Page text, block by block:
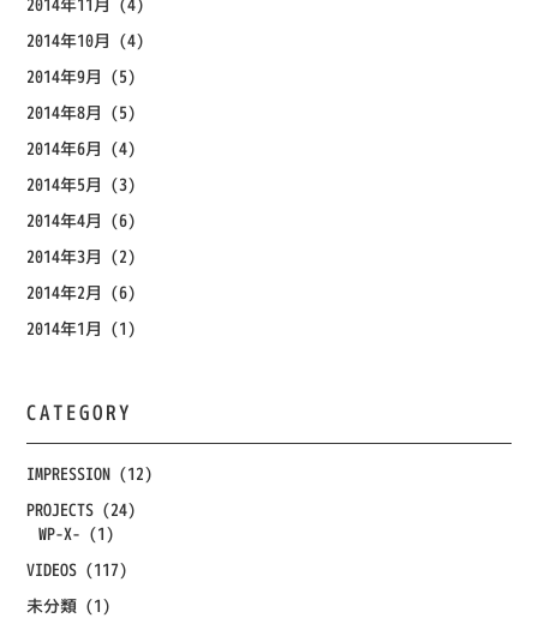
2014年10月 (4)
2014年9月 (5)
2014年8月 (5)
2014年6月 (4)
2014年5月 (3)
2014年4月 (6)
2014年3月 (2)
2014年2月 (6)
2014年1月 (1)
CATEGORY
IMPRESSION (12)
PROJECTS (24)
WP-X- (1)
VIDEOS (117)
未分類 (1)